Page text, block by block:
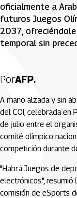
oficialmente a
futuros Juegos
2037,
temporal sin
PorAFP.
A mano alzada y sin
del COI, celebrada en
de julio entre el
comité olímpico
competición durante
"Habrá Juegos de
electrónicos", resumió
comisión de eSports